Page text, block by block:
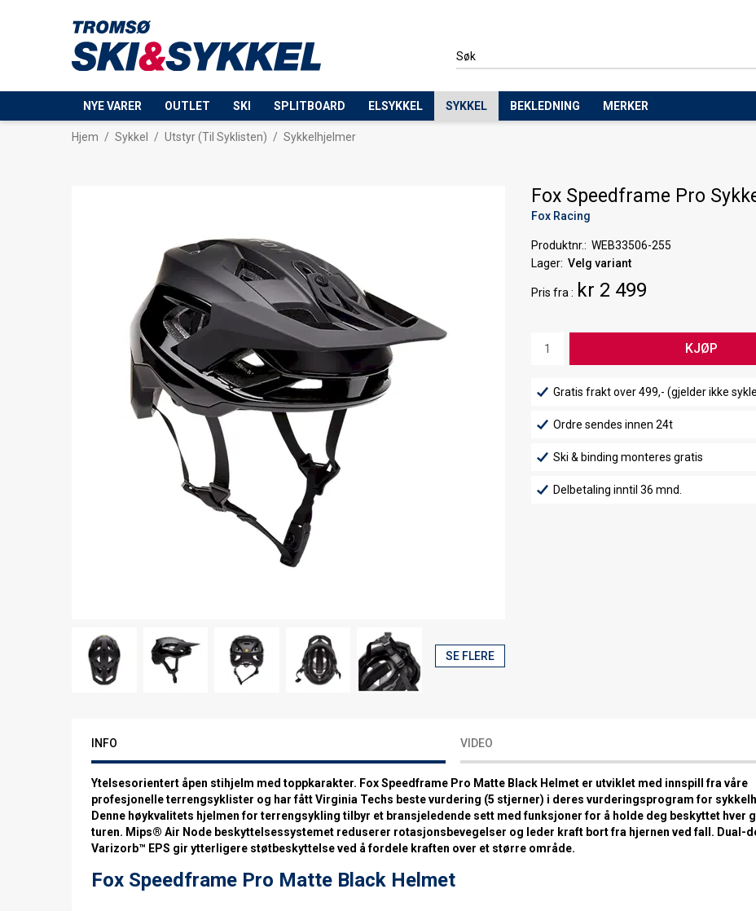
NYE VARER OUTLET SKI SPLITBOARD ELSYKKEL SYKKEL BEKLEDNING MERKER
Hjem / Sykkel / Utstyr (Til Syklisten) / Sykkelhjelmer
SE FLERE
Fox Speedframe Pro
Fox Racing
Produktnr.
WEB33506-255
Lager Velg variant
Pris fra kr 2 499
KJØP
Gratis frakt over 499,- (gjelder ikke
Ordre sendes innen 24t
Ski & binding monteres gratis
Delbetaling inntil 36 mnd.
INFO VIDEO
Ytelsesorientert åpen stihjelm med toppkarakter. Fox Speedframe Pro Matte Black Helmet er utviklet med innspill fra våre
profesjonelle terrengsyklister og har fått Virginia Techs beste vurdering (5 stjerner) i deres vurderingsprogram for
Denne høykvalitets hjelmen for terrengsykling tilbyr et bransjeledende sett med funksjoner for å holde deg beskyttet hver
turen. Mips® Air Node beskyttelsessystemet reduserer rotasjonsbevegelser og leder kraft bort fra hjernen ved fall. Dual-
Varizorb™ EPS gir ytterligere støtbeskyttelse ved å fordele kraften over et større område.
Fox Speedframe Pro Matte Black Helmet